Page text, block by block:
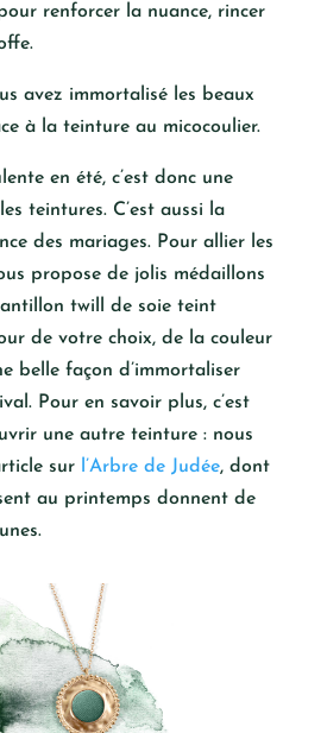
renforcer la nuance, rincer
avez immortalisé les beaux
à la teinture au micocoulier.
en été, c’est donc une
teintures. C’est aussi la
des mariages. Pour allier les
propose de jolis médaillons
twill de soie teint
de votre choix, de la couleur
belle façon d’immortaliser
Pour en savoir plus, c’est
une autre teinture : nous
sur l’Arbre de Judée, dont
au printemps donnent de